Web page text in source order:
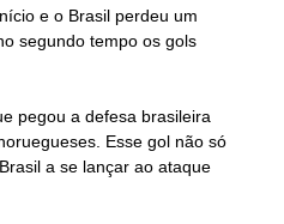
e o Brasil perdeu um
segundo tempo os gols
pegou a defesa brasileira
Esse gol não só
a se lançar ao ataque